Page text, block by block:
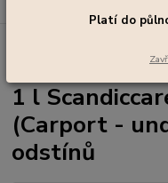
1 l
(Carport -
odstínů
Platí do